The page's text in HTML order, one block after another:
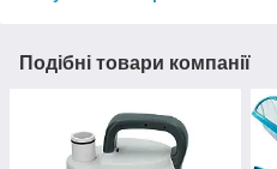
Подібні товари компанії